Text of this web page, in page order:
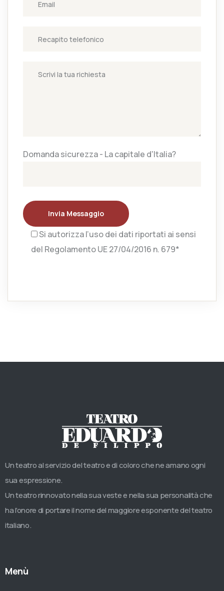
Domanda sicurezza - La capitale d'Italia?
Invia Messaggio
Si autorizza l’uso dei dati riportati ai sensi
del Regolamento UE 27/04/2016 n. 679*
Un teatro al servizio del teatro e di coloro che ne amano ogni
sua espressione.
Un teatro rinnovato nella sua veste e nella sua personalità che
ha l’onore di portare il nome del maggiore esponente del teatro
italiano.
Menù